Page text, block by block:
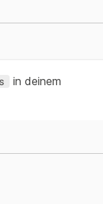
in deinem